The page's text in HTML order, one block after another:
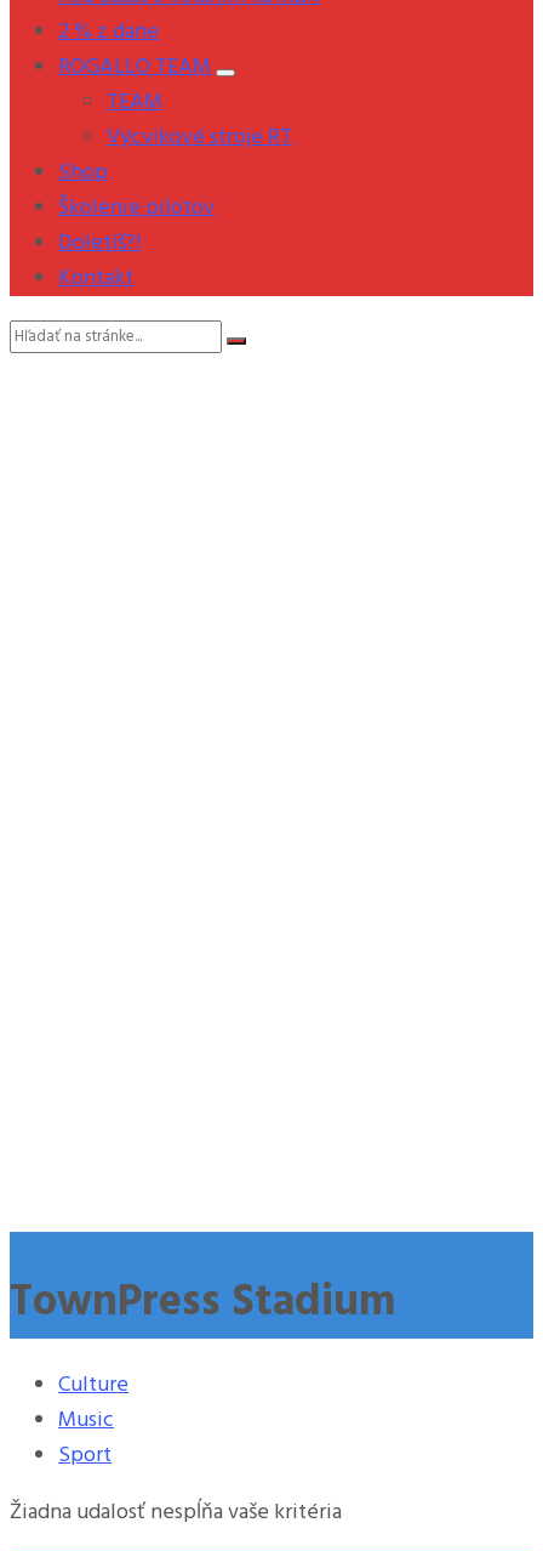
2 % z dane
ROGALLO TEAM
TEAM
Výcvikové stroje RT
Shop
Školenie pilotov
Doletíš?!
Kontakt
Vyhľadávanie:
TownPress Stadium
Culture
Music
Sport
Žiadna udalosť nespĺňa vaše kritéria